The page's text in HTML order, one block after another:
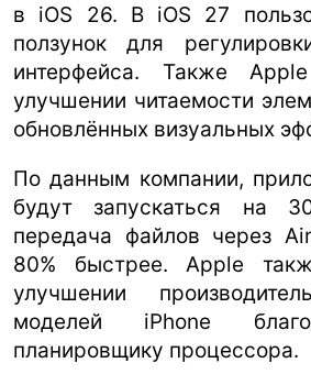
в iOS 26. В iOS 27
ползунок для
интерфейса. Также
улучшении читаемости
обновлённых визуальных
По данным компании,
будут запускаться на
передача файлов через
80% быстрее. Apple
улучшении
моделей iPhone
планировщику процессора.